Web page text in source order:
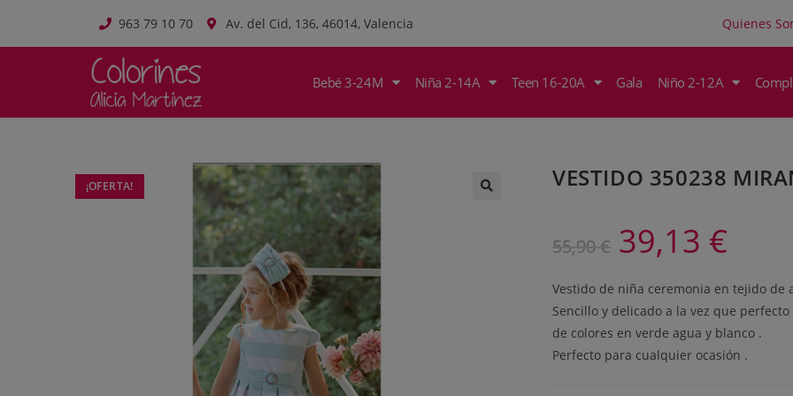
963 79 10 70 Av. del Cid, 136, 46014, Valencia Quienes
Bebé 3-24M Niña 2-14A Teen 16-20A Gala Niño 2-12A
¡OFERTA! VESTIDO 350238
55,90 € 39,13 €
Vestido de niña ceremonia en tejido de
Sencillo y delicado a la vez que
de colores en verde agua y blanco .
Perfecto para cualquier ocasión .